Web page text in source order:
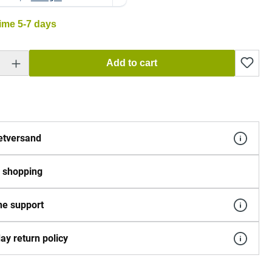
5-7 days
the desired amount or use the buttons to increase or decrease the quantity.
Add to cart
support
return policy